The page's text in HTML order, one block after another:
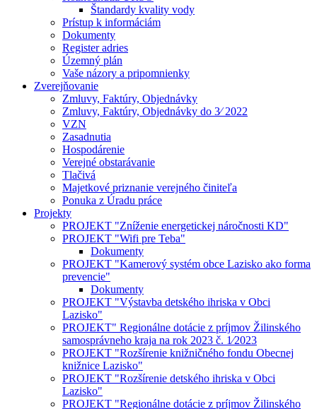
Štandardy kvality vody
Prístup k informáciám
Dokumenty
Register adries
Územný plán
Vaše názory a pripomnienky
Zverejňovanie
Zmluvy, Faktúry, Objednávky
Zmluvy, Faktúry, Objednávky do 3⁄ 2022
VZN
Zasadnutia
Hospodárenie
Verejné obstarávanie
Tlačivá
Majetkové priznanie verejného činiteľa
Ponuka z Úradu práce
Projekty
PROJEKT "Zníženie energetickej náročnosti KD"
PROJEKT "Wifi pre Teba"
Dokumenty
PROJEKT "Kamerový systém obce Lazisko ako forma
prevencie"
Dokumenty
PROJEKT "Výstavba detského ihriska v Obci
Lazisko"
PROJEKT" Regionálne dotácie z príjmov Žilinského
samosprávneho kraja na rok 2023 č. 1⁄2023
PROJEKT "Rozšírenie knižničného fondu Obecnej
knižnice Lazisko"
PROJEKT "Rozšírenie detského ihriska v Obci
Lazisko"
PROJEKT "Regionálne dotácie z príjmov Žilinského